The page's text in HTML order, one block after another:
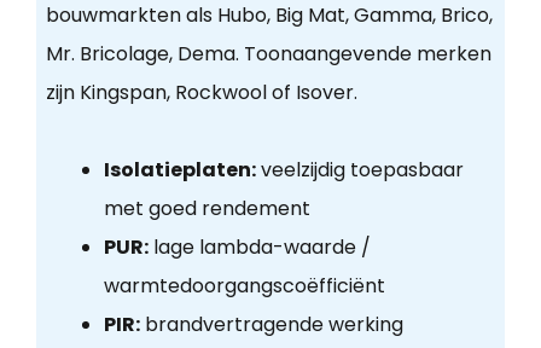
bouwmarkten als Hubo, Big Mat, Gamma, Brico,
Mr. Bricolage, Dema. Toonaangevende merken
zijn Kingspan, Rockwool of Isover.
Isolatieplaten:veelzijdig toepasbaar
met goed rendement
PUR:lage lambda-waarde /
warmtedoorgangscoëfficiënt
PIR:brandvertragende werking